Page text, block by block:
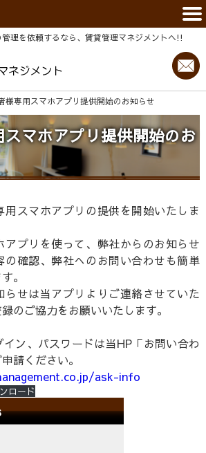
理を依頼するなら、賃貸管理マネジメントヘ!!
様専用スマホアプリ提供開始のお知らせ
マホアプリ提供開始のお
用スマホアプリの提供を開始いたしま
アプリを使って、弊社からのお知らせ
の確認、弊社へのお問い合わせも簡単
。
らせは当アプリよりご連絡させていた
のご協力をお願いいたします。
ン、パスワードは当HP「お問い合わ
請ください。
ask-info
ロード